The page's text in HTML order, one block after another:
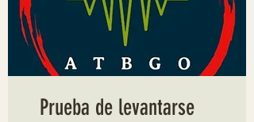
Prueba de levantarse